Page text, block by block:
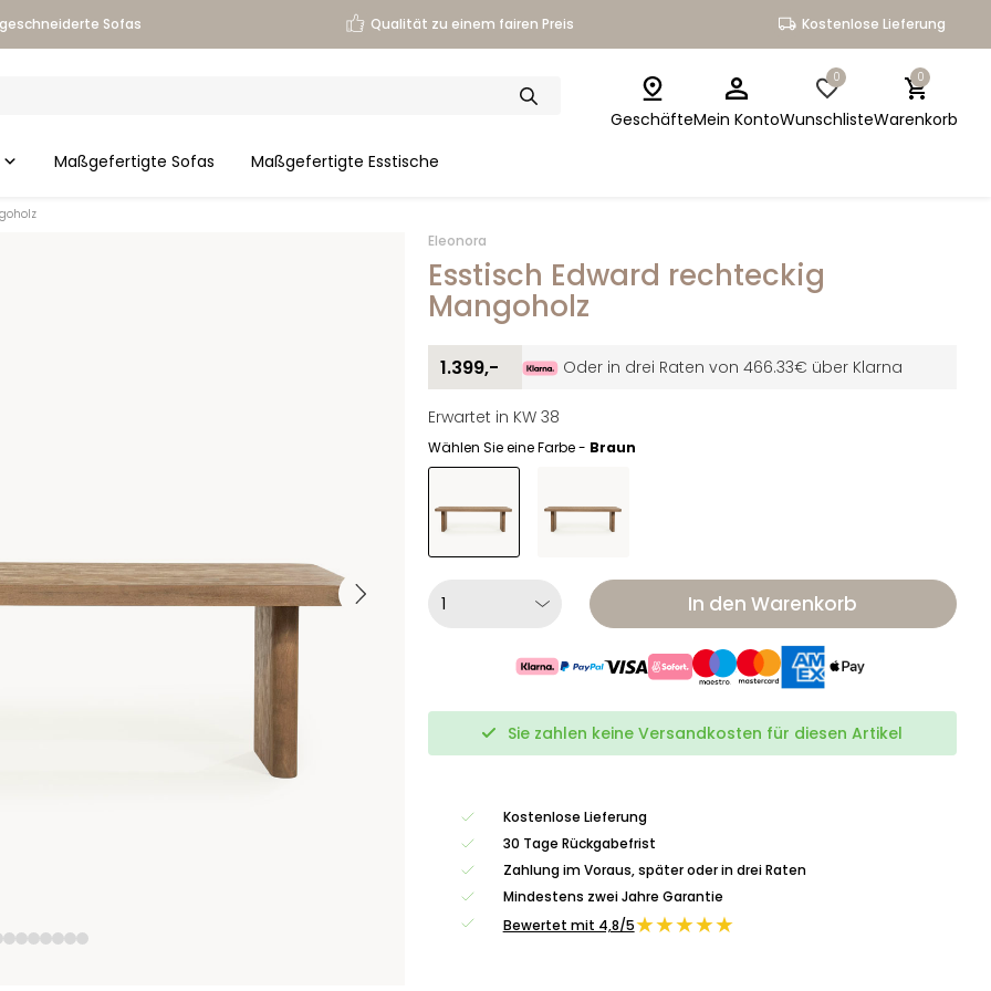
Sofas Qualität zu einem fairen Preis Kostenlose Lieferung
Maßgefertigte Sofas Maßgefertigte Esstische
GeschäfteMein Konto
0
Wunschliste
0
Warenkorb
Eleonora
Esstisch Edward rechteckig
Mangoholz
1.399,- Oder in drei Raten von 466.33€ über Klarna
Erwartet in KW 38
Wählen Sie eine Farbe - Braun
In den Warenkorb
Sie zahlen keine Versandkosten für diesen Artikel
Kostenlose Lieferung
30 Tage Rückgabefrist
Zahlung im Voraus, später oder in drei Raten
Mindestens zwei Jahre Garantie
Bewertet mit 4,8/5★★★★★